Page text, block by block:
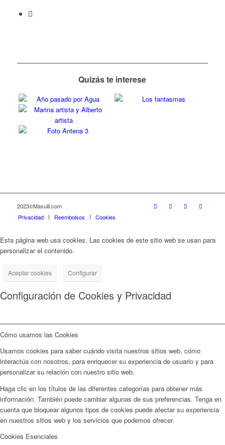
Quizás te interese
2023©Masulli.com
Privacidad
Reembolsos Cookies
Esta página web usa cookies. Las cookies de este sitio web se usan para
personalizar el contenido.
Aceptar cookies Configurar
Configuración de Cookies y Privacidad
Cómo usamos las Cookies
Usamos cookies para saber cuándo visita nuestros sitios web, cómo
interactúa con nosotros, para enriquecer su experiencia de usuario y para
personalizar su relación con nuestro sitio web.
Haga clic en los títulos de las diferentes categorías para obtener más
información. También puede cambiar algunas de sus preferencias. Tenga en
cuenta que bloquear algunos tipos de cookies puede afectar su experiencia
en nuestros sitios web y los servicios que podemos ofrecer.
Cookies Esenciales